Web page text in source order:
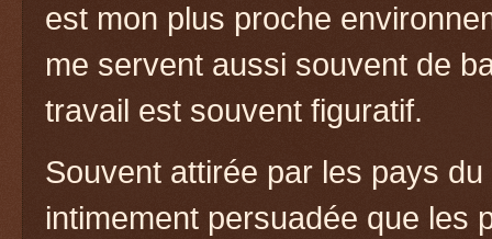
est mon plus proche
me servent aussi souvent de
travail est souvent figuratif.
Souvent attirée par les pays
intimement persuadée que les